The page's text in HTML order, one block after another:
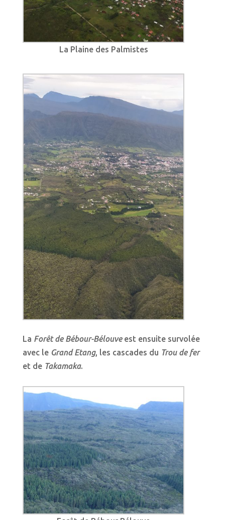
La Plaine des Palmistes
La Forêt de Bébour-Bélouveest ensuite survolée
avec le Grand Etang, les cascades du Trou de fer
et de Takamaka.